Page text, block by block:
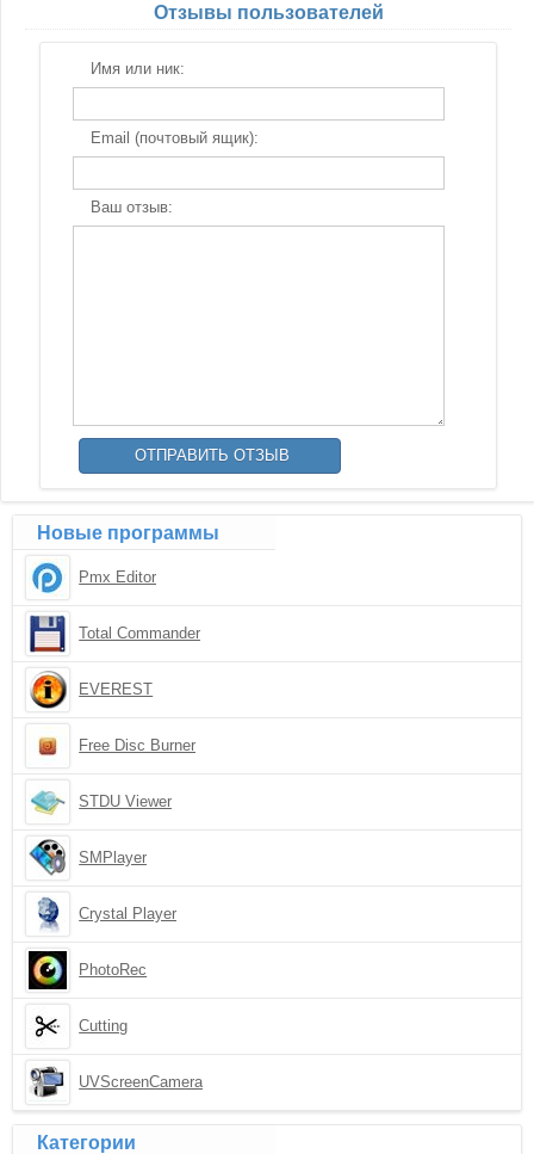
Отзывы пользователей
Имя или ник:
Email (почтовый ящик):
Ваш отзыв:
Новые программы
Pmx Editor
Total Commander
EVEREST
Free Disc Burner
STDU Viewer
SMPlayer
Crystal Player
PhotoRec
Cutting
UVScreenCamera
Категории